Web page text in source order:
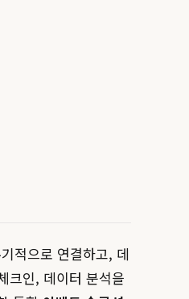
적으로 연결하고, 데
크인, 데이터 분석을